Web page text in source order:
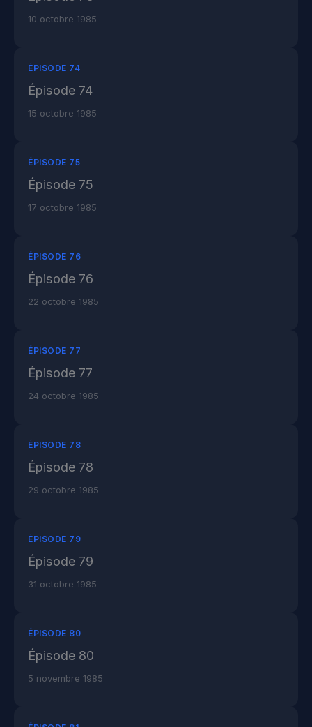
10 octobre 1985
ÉPISODE 74
Épisode 74
15 octobre 1985
ÉPISODE 75
Épisode 75
17 octobre 1985
ÉPISODE 76
Épisode 76
22 octobre 1985
ÉPISODE 77
Épisode 77
24 octobre 1985
ÉPISODE 78
Épisode 78
29 octobre 1985
ÉPISODE 79
Épisode 79
31 octobre 1985
ÉPISODE 80
Épisode 80
5 novembre 1985